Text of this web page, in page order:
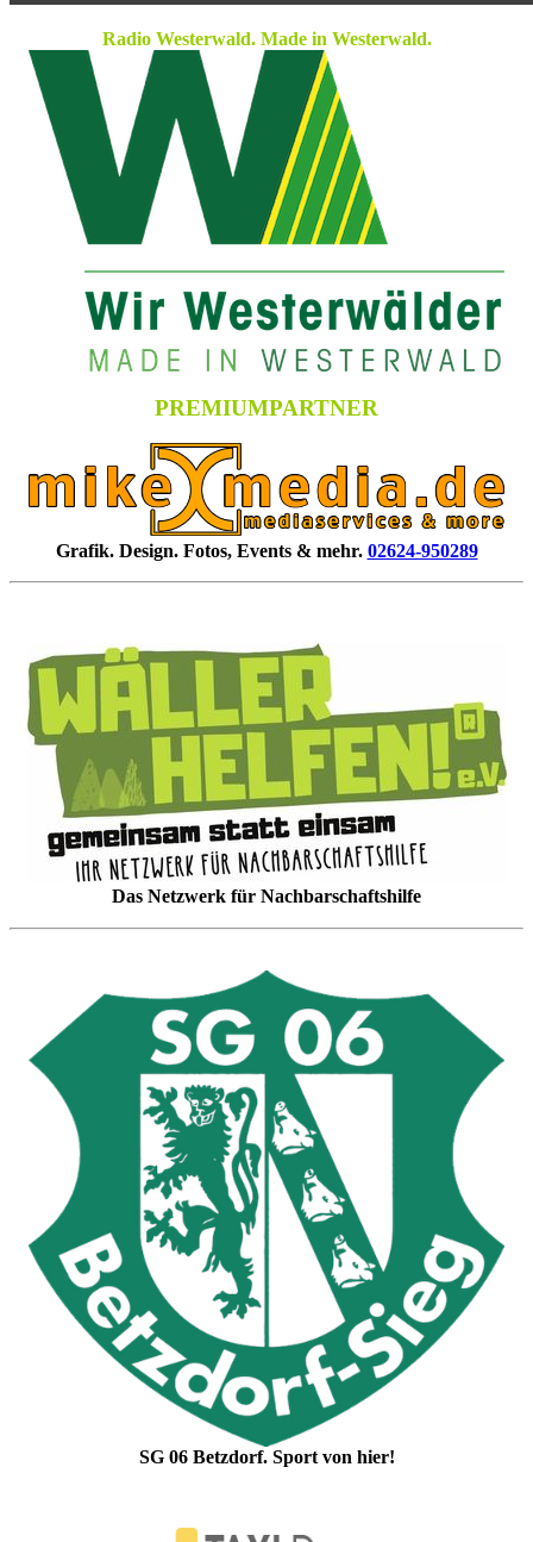
Radio Westerwald. Made in Westerwald.
PREMIUMPARTNER
Grafik. Design. Fotos, Events & mehr. 02624-950289
Das Netzwerk für Nachbarschaftshilfe
SG 06 Betzdorf. Sport von hier!